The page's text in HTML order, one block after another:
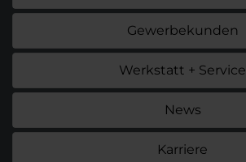
Gewerbekunden
Werkstatt + Service
News
Karriere